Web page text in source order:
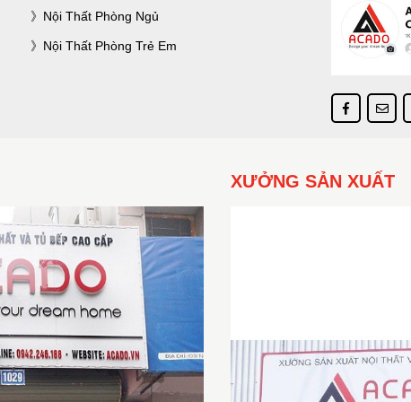
Nội Thất Phòng Ngủ
Nội Thất Phòng Trẻ Em
XƯỞNG SẢN XUẤT